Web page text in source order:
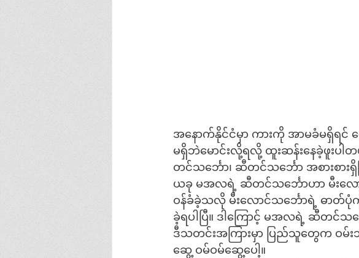
အနောက်နိုင်ငံမှာ ကားကို အာမခံမရှိရင်
မရှိဘဲမောင်းလို့ရလို့ ထူးဆန်းနေခဲ့ဖူး
တင်သင်္ဘော၊ ဆီတင်သင်္ဘော အစားစာ
ယခု မအလရဲ့ ဆီတင်သင်္ဘောဟာ မီးလေ
ဝန်ခံခဲ့သလို မီးလောင်သင်္ဘောရဲ့ ဓာတ်
ခဲ့ရပါပြီ။ ဒါကြောင့် မအလရဲ့ ဆီတင်သ
ဒီသတင်းအကြားမှာ ပြည်သူတွေက ဝမ်
ဆွေ့ ဝမ်ဝမ်ဆွေ့ပေါ့။